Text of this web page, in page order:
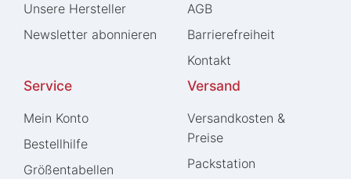
Unsere Hersteller
Newsletter abonnieren
AGB
Barrierefreiheit
Kontakt
Service
Mein Konto
Bestellhilfe
Größentabellen
Versand
Versandkosten &
Preise
Packstation